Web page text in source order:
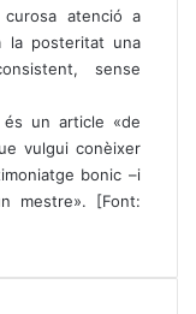
curosa atenció a
la posteritat una
sense
és un article «de
vulgui conèixer
bonic –i
mestre». [Font: